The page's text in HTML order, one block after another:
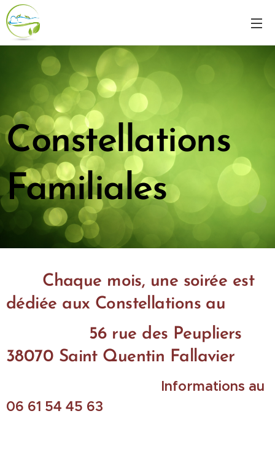
Constellations
Familiales
Chaque mois, une soirée est
dédiée aux Constellations au
56 rue des Peupliers
38070 Saint Quentin Fallavier
Informations au
06 61 54 45 63